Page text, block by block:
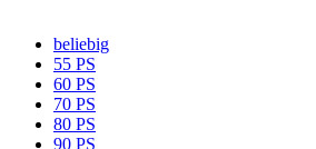
beliebig
55 PS
60 PS
70 PS
80 PS
90 PS